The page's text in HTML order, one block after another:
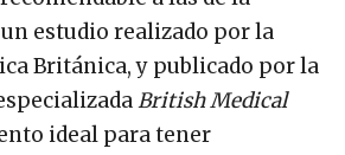
estudio realizado por la
Británica, y publicado por la
British Medical
ideal para tener